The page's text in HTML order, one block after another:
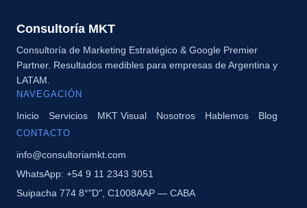
Consultoría MKT
Consultoría de Marketing Estratégico & Google Premier
Partner. Resultados medibles para empresas de Argentina y
LATAM.
NAVEGACIÓN
Inicio Servicios MKT Visual Nosotros Hablemos Blog
CONTACTO
info@consultoriamkt.com
WhatsApp: +54 9 11 2343 3051
Suipacha 774 8°"D", C1008AAP — CABA